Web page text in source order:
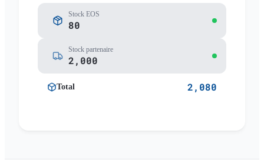
Stock EOS
80
Stock partenaire
2,000
Total 2,080